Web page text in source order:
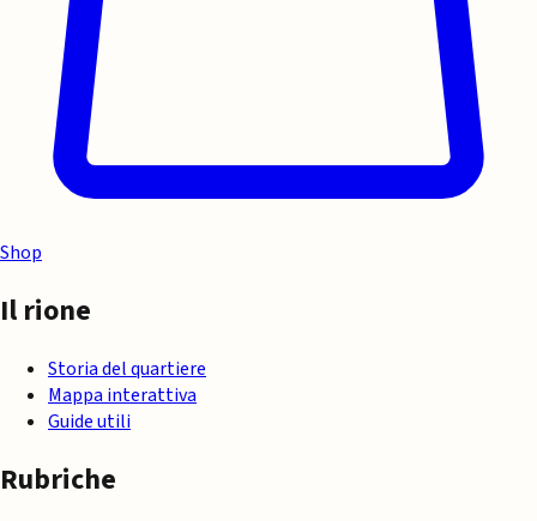
Shop
Il rione
Storia del quartiere
Mappa interattiva
Guide utili
Rubriche